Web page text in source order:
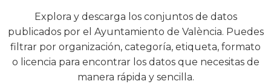
Explora y descarga los conjuntos de datos
publicados por el Ayuntamiento de València. Puedes
filtrar por organización, categoría, etiqueta, formato
o licencia para encontrar los datos que necesitas de
manera rápida y sencilla.